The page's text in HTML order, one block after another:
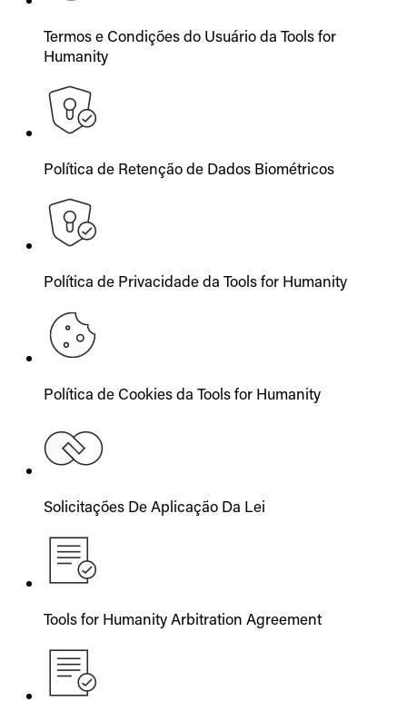
Termos e Condições do Usuário da Tools for
Humanity
Política de Retenção de Dados Biométricos
Política de Privacidade da Tools for Humanity
Política de Cookies da Tools for Humanity
Solicitações De Aplicação Da Lei
Tools for Humanity Arbitration Agreement